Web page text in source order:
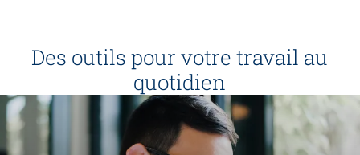
Des outils pour votre travail au
quotidien